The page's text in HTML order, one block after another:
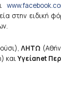
στην ειδική
ΛΗΤΩ
καιΥγείαnet